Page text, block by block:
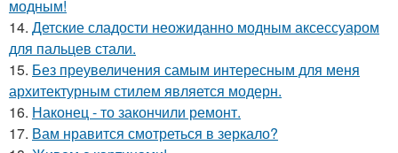
модным!
14. Детские сладости неожиданно модным аксессуаром
для пальцев стали.
15. Без преувеличения самым интересным для меня
архитектурным стилем является модерн.
16. Наконец - то закончили ремонт.
17. Вам нравится смотреться в зеркало?